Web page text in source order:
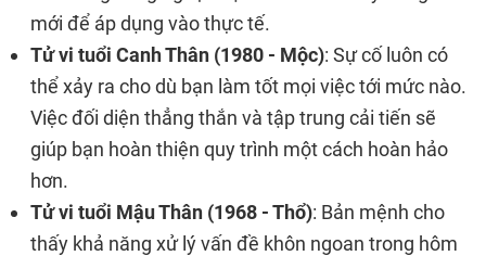
mới để áp dụng vào thực tế.
Tử vi tuổi Canh Thân (1980 - Mộc): Sự cố luôn có
thể xảy ra cho dù bạn làm tốt mọi việc tới mức nào.
Việc đối diện thẳng thắn và tập trung cải tiến sẽ
giúp bạn hoàn thiện quy trình một cách hoàn hảo
hơn.
Tử vi tuổi Mậu Thân (1968 - Thổ): Bản mệnh cho
thấy khả năng xử lý vấn đề khôn ngoan trong hôm